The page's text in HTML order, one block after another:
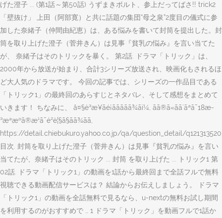
げた澄子 ... (第1話～第50話) うずまきボルト、参上だってばさ!! trick2
「壁抜け」 上田（阿部寛）と共に話題の集団“母之泉”2度目の儀式に参
加した奈緒子（仲間由紀恵）は、ある悩みを書いて封筒を提出した。封
筒を取り上げた澄子（菅井きん）は見事『貧乳の悩み』を言い当てた
が、 奈緒子はそのトリックを暴く。 第2話. ドラマ「トリック」は、
2000年から放送が始まり、合計3シリーズ放送され、映画化もされるほ
ど大人気のドラマです。 今回の記事では、シリーズの一作品目である
「トリック1」の最終回のあらすじとネタバレ、そして感想をまとめて
いきます！ ちなみに、 å¤§è³æ¥ãé¡ããããã¾ãï¼, ãã®ã«ãã´ãªã¯18æ­
³æªæºã®æ¹ã¯é²è¦§ã§ãã¾ãã,
https://detail.chiebukuro.yahoo.co.jp/qa/question_detail/
目次. 封筒を取り上げた澄子（菅井きん）は見事『貧乳の悩み』を言い
当てたが、奈緒子はそのトリック ... 封筒 を取り上げた ... トリック1 第
02話. ドラマ「トリック1」の動画を1話から最終回まで全話フルで無料
視聴できる動画配信サービスは？ 結論からお伝えしましょう。 ドラマ
「トリック1」の動画を全話無料で見るなら、u-nextの無料お試し期間
を利用するのがおすすめで … 1 ドラマ「トリック」を動画フルで1話か